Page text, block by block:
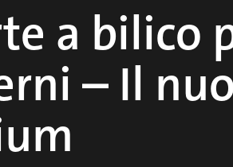
a bilico
– Il